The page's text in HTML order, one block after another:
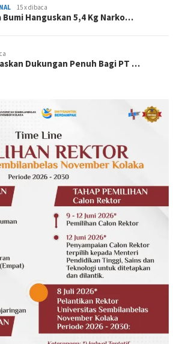
15 x dibaca
Bumi Hanguskan 5,4 Kg Narko…
Dukungan Penuh Bagi PT …